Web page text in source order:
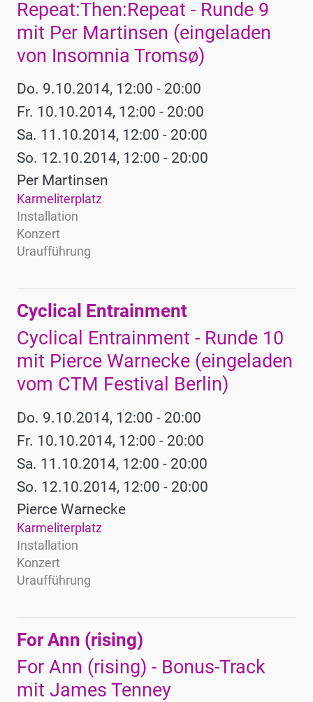
Repeat:Then:Repeat - Runde 9
mit Per Martinsen (eingeladen
von Insomnia Tromsø)
Do. 9.10.2014, 12:00 - 20:00
Fr. 10.10.2014, 12:00 - 20:00
Sa. 11.10.2014, 12:00 - 20:00
So. 12.10.2014, 12:00 - 20:00
Per Martinsen
Karmeliterplatz
Installation
Konzert
Uraufführung
Cyclical Entrainment
Cyclical Entrainment - Runde 10
mit Pierce Warnecke (eingeladen
vom CTM Festival Berlin)
Do. 9.10.2014, 12:00 - 20:00
Fr. 10.10.2014, 12:00 - 20:00
Sa. 11.10.2014, 12:00 - 20:00
So. 12.10.2014, 12:00 - 20:00
Pierce Warnecke
Karmeliterplatz
Installation
Konzert
Uraufführung
For Ann (rising)
For Ann (rising) - Bonus-Track
mit James Tenney